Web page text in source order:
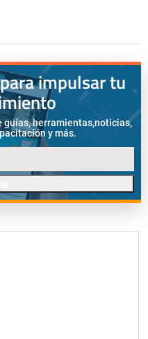
impulsar tu
guías, herramientas,noticias,
y más.